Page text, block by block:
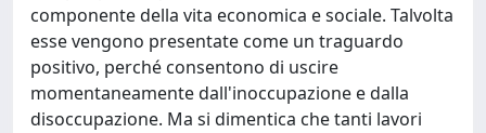
componente della vita economica e sociale. Talvolta
esse vengono presentate come un traguardo
positivo, perché consentono di uscire
momentaneamente dall'inoccupazione e dalla
disoccupazione. Ma si dimentica che tanti lavori